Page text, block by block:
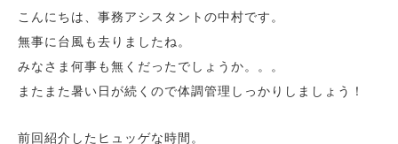
こんにちは、事務アシスタントの中村です。
無事に台風も去りましたね。
みなさま何事も無くだったでしょうか。。。
またまた暑い日が続くので体調管理しっかりしましょう！
前回紹介したヒュッゲな時間。